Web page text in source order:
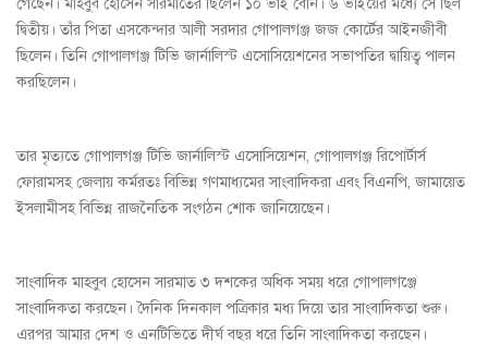
গেছেন। মাহবুব হোসেন সারমাতের ছিলেন ১০ ভাই বোন। ৬ ভাইয়ের মধ্যে সে ছিল
দ্বিতীয়। তাঁর পিতা এসকেন্দার আলী সরদার গোপালগঞ্জ জজ কোর্টের আইনজীবী
ছিলেন। তিনি গোপালগঞ্জ টিভি জার্নালিস্ট এসোসিয়েশনের সভাপতির দ্বায়িত্ব পালন
করছিলেন।
তার মৃত্যতে গোপালগঞ্জ টিভি জার্নালিস্ট এসোসিয়েশন, গোপালগঞ্জ রিপোর্টার্স
ফোরামসহ জেলায় কর্মরতঃ বিভিন্ন গণমাধ্যমের সাংবাদিকরা এবং বিএনপি, জামায়েত
ইসলামীসহ বিভিন্ন রাজনৈতিক সংগঠন শোক জানিয়েছেন।
সাংবাদিক মাহবুব হোসেন সারমাত ৩ দশকের অধিক সময় ধরে গোপালগঞ্জে
সাংবাদিকতা করছেন। দৈনিক দিনকাল পত্রিকার মধ্য দিয়ে তার সাংবাদিকতা শুরু।
এরপর আমার দেশ ও এনটিভিতে দীর্ঘ বছর ধরে তিনি সাংবাদিকতা করছেন।